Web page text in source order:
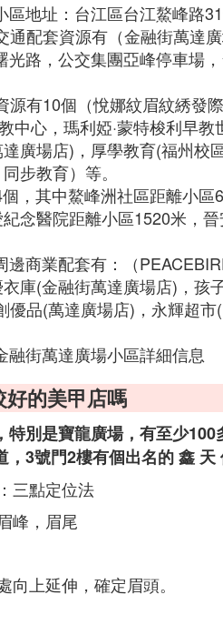
地址：台江區台江鰲峰路31
通配套資源有（金融街萬達
光路，公交集團亞峰停車場
源有10個（悅娜紋眉紋綉發
中心，瑪利婭·蒙特梭利早
廣場店)，厚學教育(福州校
步教育）等。
，其中鰲峰洲社區距離小
念醫院距離小區1520米，
邊商業配套有：（
庫(金融街萬達廣場店)，孩
優品(萬達廣場店)，永輝超
融街萬達廣場小區詳細信息
好的美甲店嗎
特別是寶龍廣場，有至少
3號門2樓有個出名的 鑫 天
三點定位法
峰，眉尾
向上延伸，確定眉頭。